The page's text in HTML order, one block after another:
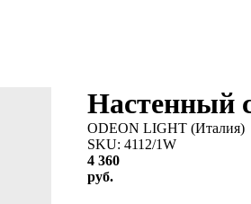
Настенный
ODEON LIGHT (Италия)
SKU: 4112/1W
4 360
руб.